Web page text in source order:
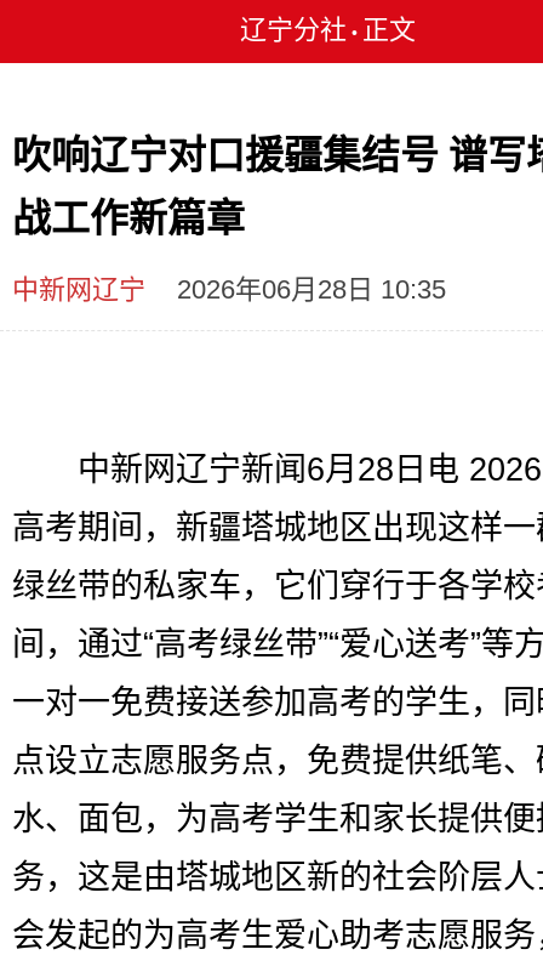
辽宁分社 • 正文
吹响辽宁对口援疆集结号 谱写
战工作新篇章
中新网辽宁 2026年06月28日 10:35
中新网辽宁新闻6月28日电 2026
高考期间，新疆塔城地区出现这样
绿丝带的私家车，它们穿行于各学
间，通过“高考绿丝带”“爱心送考”等
一对一免费接送参加高考的学生，
点设立志愿服务点，免费提供纸笔
水、面包，为高考学生和家长提供
务，这是由塔城地区新的社会阶层
会发起的为高考生爱心助考志愿服